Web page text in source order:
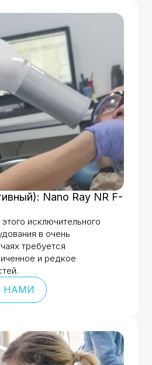
Nano Ray NR F-
исключительного
в очень
требуется
и редкое
НАМИ